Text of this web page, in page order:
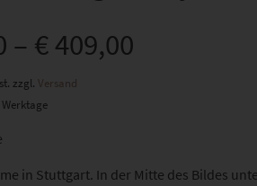
– €409,00
zzgl. Versand
in Stuttgart. In der Mitte des Bildes